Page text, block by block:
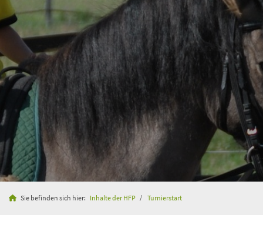
Sie befinden sich hier: Inhalte der HFP Turnierstart